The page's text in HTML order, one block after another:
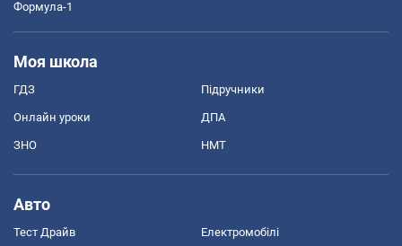
Формула-1
Моя школа
ГДЗ Підручники
Онлайн уроки ДПА
ЗНО НМТ
Авто
Тест Драйв Електромобілі